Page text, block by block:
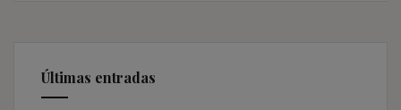
Últimas entradas